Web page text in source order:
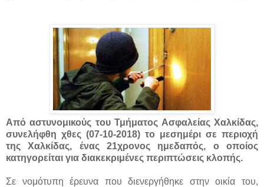
Από αστυνομικούς του Τμήματος Ασφαλείας Χαλκίδας,
συνελήφθη χθες (07-10-2018) το μεσημέρι σε περιοχή
της Χαλκίδας, ένας 21χρονος ημεδαπός, ο οποίος
κατηγορείται για διακεκριμένες περιπτώσεις κλοπής.
Σε νομότυπη έρευνα που διενεργήθηκε στην οικία του,